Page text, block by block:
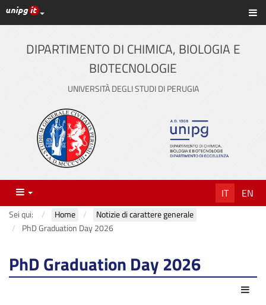
Vai
al
contenuto
principale
Link ai principali servizi web di Ateneo
DIPARTIMENTO DI CHIMICA, BIOLOGIA E
BIOTECNOLOGIE
UNIVERSITÀ DEGLI STUDI DI PERUGIA
Menu IT EN
Sei qui: Home
Notizie di carattere generale
PhD Graduation Day 2026
PhD Graduation Day 2026